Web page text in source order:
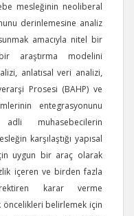
mesleğinin neoliberal
derinlemesine analiz
amacıyla nitel bir
araştırma modelini
anlatısal veri analizi,
Prosesi (BAHP) ve
entegrasyonunu
muhasebecilerin
karşılaştığı yapısal
uygun bir araç olarak
içeren ve birden fazla
karar verme
öncelikleri belirlemek için